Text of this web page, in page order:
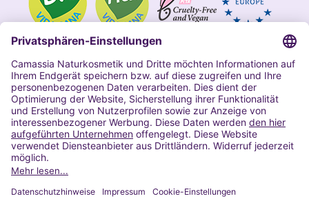
Impressum
Allgemeine Geschäftsbedingungen
Datenschutzerklärung Camassia
Widerrufsbelehrung
Copyright 2020 | Alle Rechte vorbehalten